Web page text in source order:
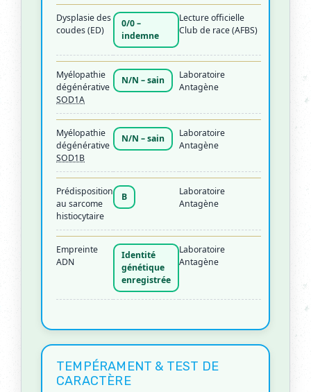
Dysplasie des
coudes (ED)
0/0 –
indemne
Lecture officielle
Club de race (AFBS)
Myélopathie
dégénérative
SOD1A
N/N – sain
Laboratoire
Antagène
Myélopathie
dégénérative
SOD1B
N/N – sain
Laboratoire
Antagène
Prédisposition
au sarcome
histiocytaire
B
Laboratoire
Antagène
Empreinte
ADN
Identité
génétique
enregistrée
Laboratoire
Antagène
TEMPÉRAMENT & TEST DE
CARACTÈRE